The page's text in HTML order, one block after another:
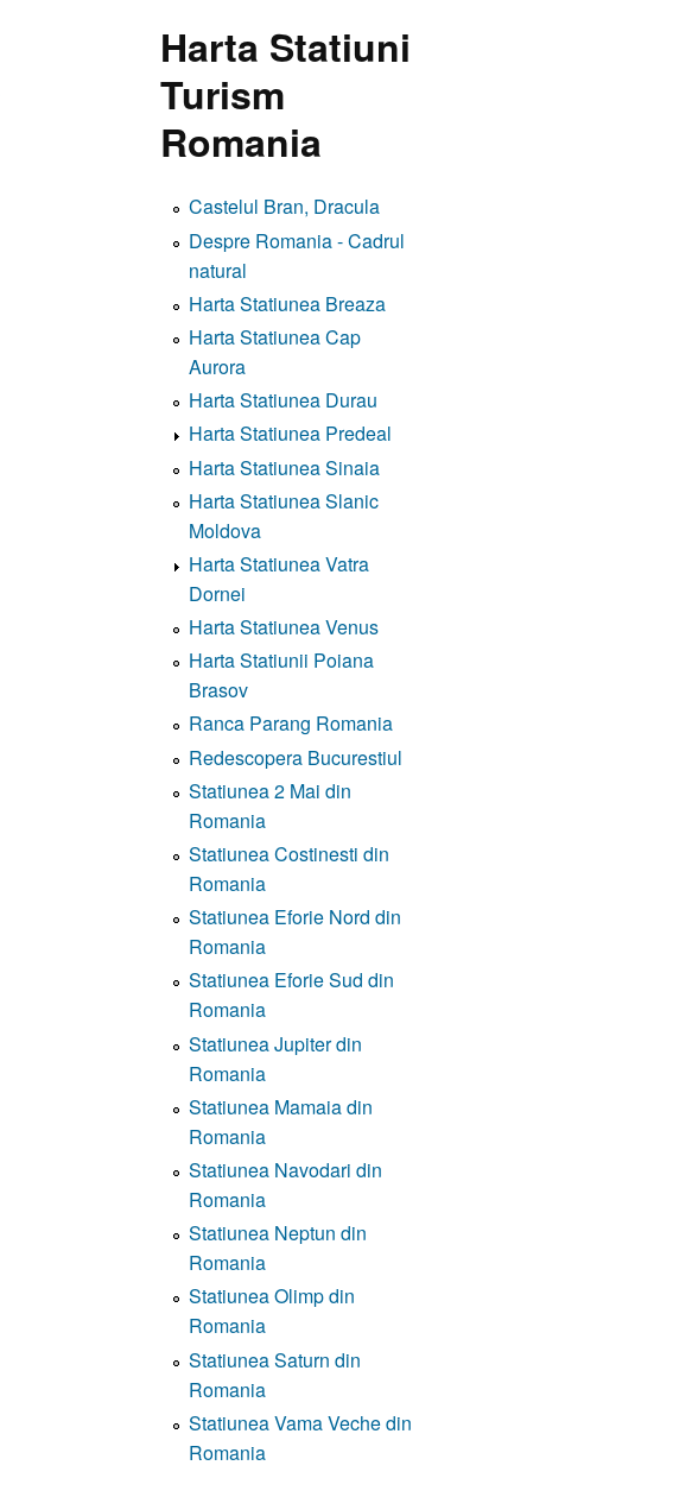
Harta Statiuni
Turism
Romania
Castelul Bran, Dracula
Despre Romania - Cadrul
natural
Harta Statiunea Breaza
Harta Statiunea Cap
Aurora
Harta Statiunea Durau
Harta Statiunea Predeal
Harta Statiunea Sinaia
Harta Statiunea Slanic
Moldova
Harta Statiunea Vatra
Dornei
Harta Statiunea Venus
Harta Statiunii Poiana
Brasov
Ranca Parang Romania
Redescopera Bucurestiul
Statiunea 2 Mai din
Romania
Statiunea Costinesti din
Romania
Statiunea Eforie Nord din
Romania
Statiunea Eforie Sud din
Romania
Statiunea Jupiter din
Romania
Statiunea Mamaia din
Romania
Statiunea Navodari din
Romania
Statiunea Neptun din
Romania
Statiunea Olimp din
Romania
Statiunea Saturn din
Romania
Statiunea Vama Veche din
Romania